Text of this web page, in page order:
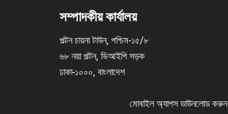
সম্পাদকীয় কার্যালয়
পল্টন চায়না টাউন, পশ্চিম-১৫/৮
৬৮ নয়া পল্টন, ভিআইপি সড়ক
ঢাকা-১০০০, বাংলাদেশ
মোবাইল অ্যাপস ডাউনলোড করুন